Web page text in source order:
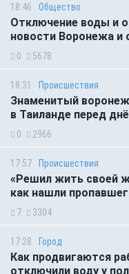
18:46 Общество
Отключение воды и
новости Воронежа и
0 5678
18:31 Происшествия
Знаменитый
в Таиланде перед
0 2966
17:57 Происшествия
«Решил жить своей
как нашли
7 3304
17:28 Город
Как продвигаются
отключили воду у